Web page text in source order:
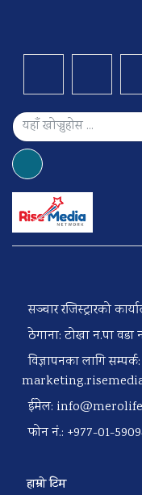
सञ्चार रजिस्ट्रारको
ठेगाना: टोखा न.पा वडा
विज्ञापनका लागि सम्पर्क:
ईमेल:
फोन नं.: +977-01-
हाम्रो टिम